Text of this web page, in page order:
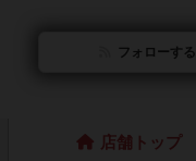
フォローする
店舗 トップ